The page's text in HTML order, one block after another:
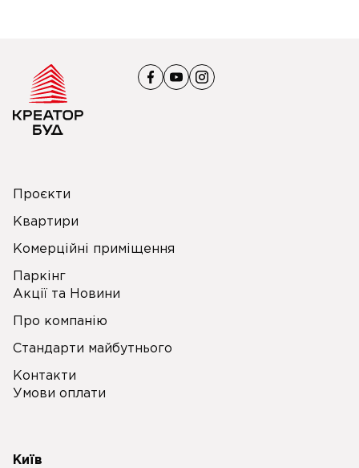
Проєкти
Квартири
Комерційні приміщення
Паркінг
Акції та Новини
Про компанію
Стандарти майбутнього
Контакти
Умови оплати
Київ